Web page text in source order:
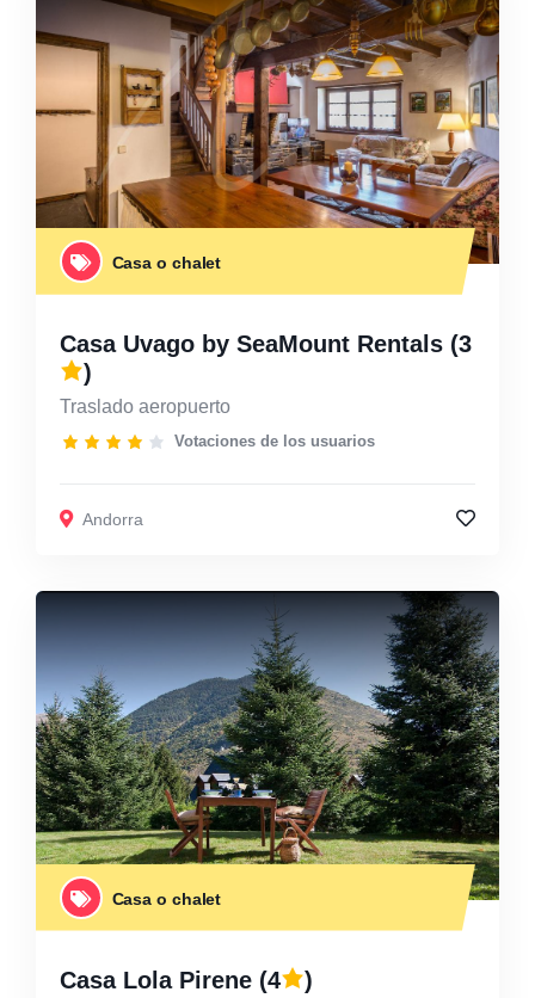
Casa o chalet
Casa Uvago by SeaMount Rentals (3
)
Traslado aeropuerto
Votaciones de los usuarios
Andorra
Casa o chalet
Casa Lola Pirene (4 )